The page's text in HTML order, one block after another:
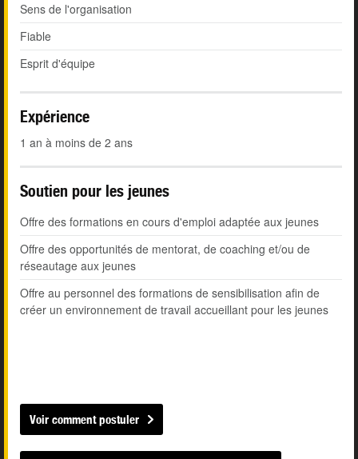
Sens de l'organisation
Fiable
Esprit d'équipe
Expérience
1 an à moins de 2 ans
Soutien pour les jeunes
Offre des formations en cours d'emploi adaptée aux jeunes
Offre des opportunités de mentorat, de coaching et/ou de
réseautage aux jeunes
Offre au personnel des formations de sensibilisation afin de
créer un environnement de travail accueillant pour les jeunes
Voir comment postuler